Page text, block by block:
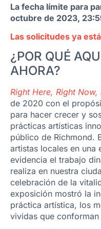
La fecha límite para
octubre de 2023,
Las solicitudes ya
¿POR QUÉ
AHORA?
Right Here, Right Now,
de 2020 con el
para hacer crecer y
prácticas artísticas
público de Richmond.
artistas locales en una
evidencia el trabajo
realiza en nuestra
celebración de la
exposición mostró la
práctica artística, los
vividas que